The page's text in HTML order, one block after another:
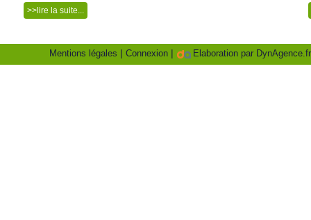
>>lire la suite...
Mentions légales |Connexion | Elaboration par